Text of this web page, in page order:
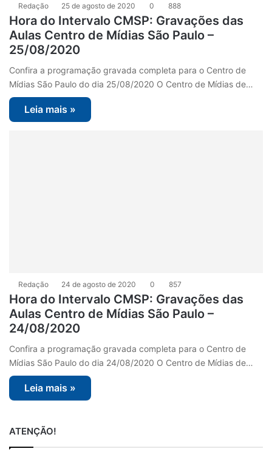
Redação 25 de agosto de 2020 0 888
Hora do Intervalo CMSP: Gravações das
Aulas Centro de Mídias São Paulo –
25/08/2020
Confira a programação gravada completa para o Centro de
Mídias São Paulo do dia 25/08/2020 O Centro de Mídias de…
Leia mais »
Redação 24 de agosto de 2020 0 857
Hora do Intervalo CMSP: Gravações das
Aulas Centro de Mídias São Paulo –
24/08/2020
Confira a programação gravada completa para o Centro de
Mídias São Paulo do dia 24/08/2020 O Centro de Mídias de…
Leia mais »
ATENÇÃO!